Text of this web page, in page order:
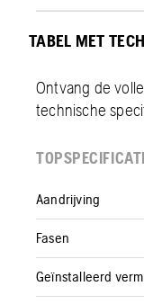
TABEL MET
Ontvang de
technische
Aandrijving
Fasen
Geïnstalleerd